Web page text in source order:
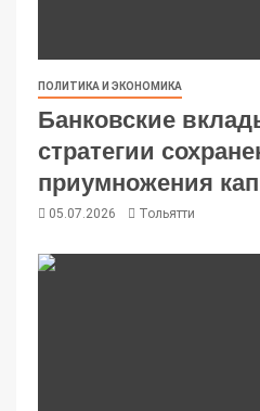
ПОЛИТИКА И ЭКОНОМИКА
Банковские
стратегии
приумножения
05.07.2026 Тольятти